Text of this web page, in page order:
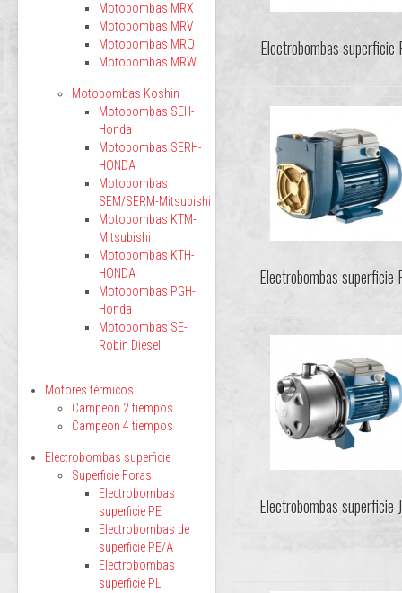
Electrobombas superficie
Electrobombas superficie
Electrobombas superficie
Motobombas MRX
Motobombas MRV
Motobombas MRQ
Motobombas MRW
Motobombas Koshin
Motobombas SEH-
Honda
Motobombas SERH-
HONDA
Motobombas
SEM/SERM-Mitsubishi
Motobombas KTM-
Mitsubishi
Motobombas KTH-
HONDA
Motobombas PGH-
Honda
Motobombas SE-
Robin Diesel
Motores térmicos
Campeon 2 tiempos
Campeon 4 tiempos
Electrobombas superficie
Superficie Foras
Electrobombas
superficie PE
Electrobombas de
superficie PE/A
Electrobombas
superficie PL